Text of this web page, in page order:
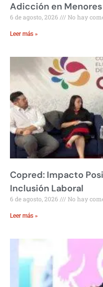
Adicción en Menores
6 de agosto, 2026 No hay
Leer más »
Copred: Impacto
Inclusión Laboral
6 de agosto, 2026 No hay
Leer más »